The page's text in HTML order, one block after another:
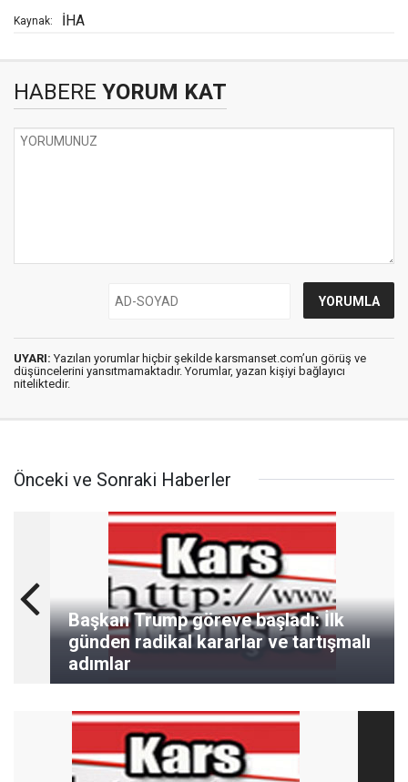
Kaynak: İHA
HABERE YORUM KAT
UYARI: Yazılan yorumlar hiçbir şekilde karsmanset.com’un görüş ve
düşüncelerini yansıtmamaktadır. Yorumlar, yazan kişiyi bağlayıcı
niteliktedir.
Önceki ve Sonraki Haberler
Başkan Trump göreve başladı: İlk
günden radikal kararlar ve tartışmalı
adımlar